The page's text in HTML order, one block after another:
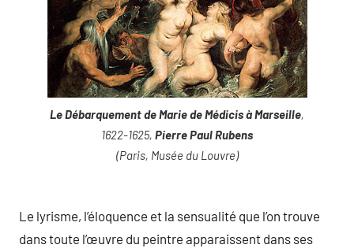
Le Débarquement de Marie de Médicis à Marseille,
1622-1625, Pierre Paul Rubens
(Paris, Musée du Louvre)
Le lyrisme, l’éloquence et la sensualité que l’on trouve
dans toute l’œuvre du peintre apparaissent dans ses